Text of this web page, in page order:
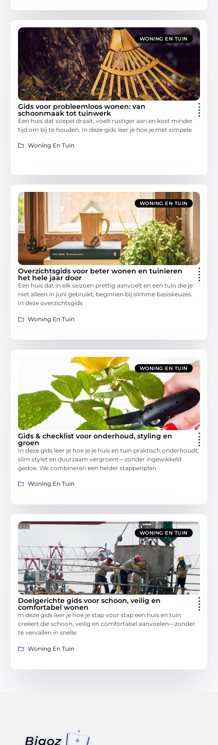
WONING EN TUIN
Gids voor probleemloos wonen: van
schoonmaak tot tuinwerk
Een huis dat soepel draait, voelt rustiger aan en kost minder
tijd om bij te houden. In deze gids leer je hoe je met simpele
Woning En Tuin
WONING EN TUIN
Overzichtsgids voor beter wonen en tuinieren
het hele jaar door
Een huis dat in elk seizoen prettig aanvoelt en een tuin die je
niet alleen in juni gebruikt, beginnen bij slimme basiskeuzes.
In deze overzichtsgids
Woning En Tuin
WONING EN TUIN
Gids & checklist voor onderhoud, styling en
groen
In deze gids leer je hoe je je huis en tuin praktisch onderhoudt,
slim stylet en duurzaam vergroent—zonder ingewikkeld
gedoe. We combineren een helder stappenplan
Woning En Tuin
WONING EN TUIN
Doelgerichte gids voor schoon, veilig en
comfortabel wonen
In deze gids leer je hoe je stap voor stap een huis en tuin
creëert die schoon, veilig en comfortabel aanvoelen—zonder
te vervallen in snelle
Woning En Tuin